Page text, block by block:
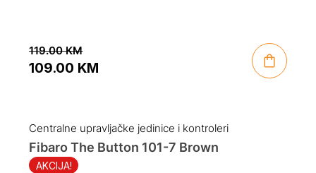
119.00KM
was:
119.00 KM.
109.00 KM
is:
109.00 KM.
Centralne upravljačke jedinice i kontroleri
AKCIJA!
Fibaro The Button 101-7 Brown